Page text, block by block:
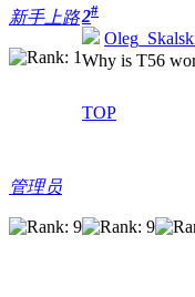
新手上路2#
Why is T56
TOP
管理员